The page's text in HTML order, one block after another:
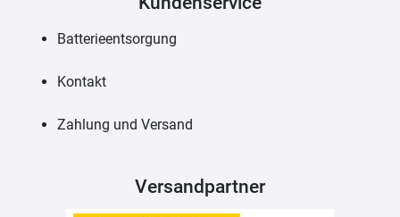
Batterieentsorgung
Kontakt
Zahlung und Versand
Versandpartner